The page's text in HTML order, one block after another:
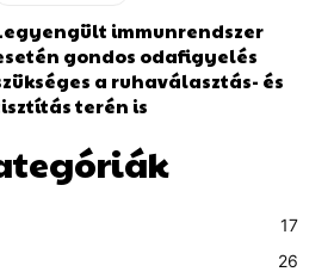
immunrendszer
gondos odafigyelés
a ruhaválasztás- és
terén is
17
26